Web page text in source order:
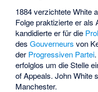
1884 verzichtete White
Folge praktizierte er als
kandidierte er für die
desGouverneurs von
der Progressiven Partei
erfolglos um die Stelle
of Appeals. John White
Manchester.